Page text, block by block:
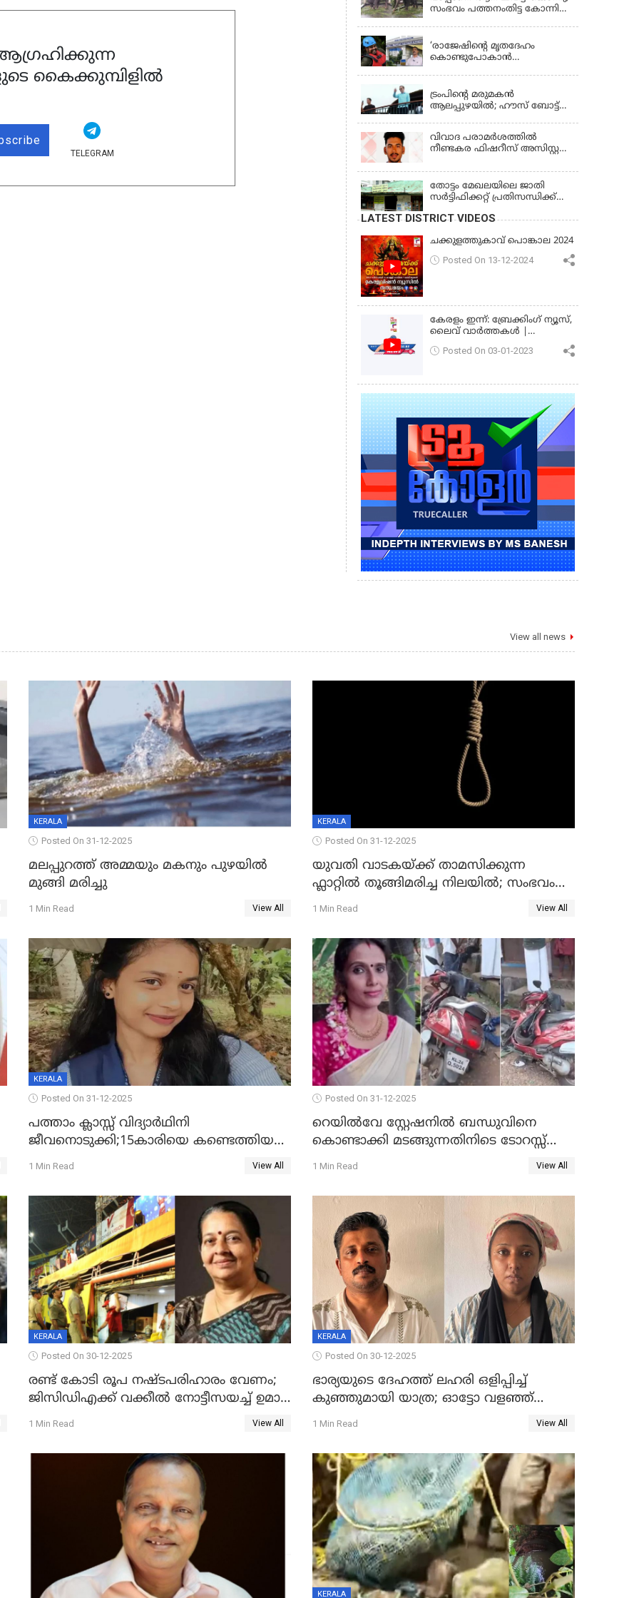
കൈക്കുമ്പിളിൽ
TELEGRAM
സംഭവം പത്തനംതിട്ട കോന്നി
‘രാജേഷിന്‍റെ മൃതദേഹം
കൊണ്ടുപോകാന്‍
ഗുരുതരആരോപണം
ട്രംപിന്റെ മരുമകന്‍
ആലപ്പുഴയില്‍; ഹൗസ് ബോട്ട്
വിവാദ പരാമര്‍ശത്തില്‍
നീണ്ടകര ഫിഷറീസ് അസിസ്റ്റന്റ്
തോട്ടം മേഖലയിലെ ജാതി
സര്‍ട്ടിഫിക്കറ്റ് പ്രതിസന്ധിക്ക്
LATEST DISTRICT VIDEOS
ചക്കുളത്തുകാവ് പൊങ്കാല 2024
Posted On 13-12-2024
കേരളം ഇന്ന്: ബ്രേക്കിംഗ് ന്യൂസ്,
ലൈവ് വാർത്തകൾ |
Posted On 03-01-2023
View all news
KERALA
Posted On 31-12-2025
മലപ്പുറത്ത് അമ്മയും മകനും പുഴയിൽ
മുങ്ങി മരിച്ചു
1 Min Read View All
KERALA
Posted On 31-12-2025
യുവതി വാടകയ്ക്ക് താമസിക്കുന്ന
ഫ്ലാറ്റില്‍ തൂങ്ങിമരിച്ച നിലയില്‍; സംഭവം
കൈതപ്പൊയിലില്‍
1 Min Read View All
KERALA
Posted On 31-12-2025
പത്താം ക്ലാസ്സ് വിദ്യാര്‍ഥിനി
ജീവനൊടുക്കി;15കാരിയെ കണ്ടെത്തിയത്
കിടപ്പുമുറിയില്‍ തൂങ്ങി മരിച്ച നിലയിൽ
1 Min Read View All
Posted On 31-12-2025
റെയിൽവേ സ്റ്റേഷനിൽ ബന്ധുവിനെ
കൊണ്ടാക്കി മടങ്ങുന്നതിനിടെ ടോറസ്സ്
ലോറി സ്കൂട്ടറിൽ ഇടിച്ചു : യുവതിക്ക്
1 Min Read View All
KERALA
Posted On 30-12-2025
രണ്ട് കോടി രൂപ നഷ്ടപരിഹാരം വേണം;
ജിസിഡിഎക്ക് വക്കീൽ നോട്ടീസയച്ച് ഉമാ
തോമസ്
1 Min Read View All
KERALA
Posted On 30-12-2025
ഭാര്യയുടെ ദേഹത്ത് ലഹരി ഒളിപ്പിച്ച്
കുഞ്ഞുമായി യാത്ര; ഓട്ടോ വളഞ്ഞ്
ദമ്പതികളെ പിടികൂടി പൊലീസ്
1 Min Read View All
KERALA